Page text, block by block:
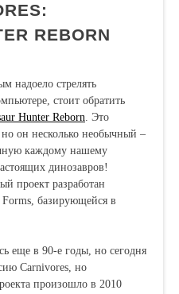
REBORN
надоело стрелять
стоит обратить
Hunter Reborn. Это
он несколько необычный –
каждому нашему
динозавров!
проект разработан
базирующейся в
еще в 90-е годы, но сегодня
Carnivores, но
произошло в 2010